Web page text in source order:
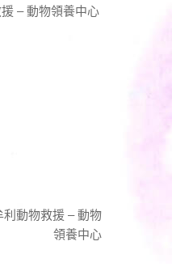
– 動物領養中心
動物救援 – 動物
領養中心